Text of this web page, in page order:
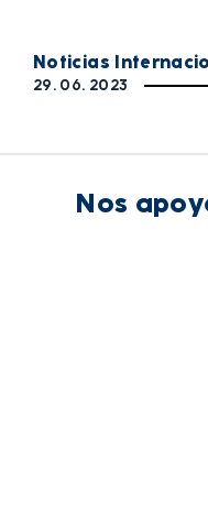
Noticias
29. 06. 2023
Nos